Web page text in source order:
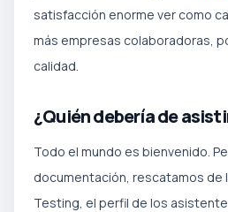
satisfacción enorme ver como
más empresas colaboradoras,
calidad.
¿Quién debería de
Todo el mundo es bienvenido.
documentación, rescatamos de
Testing, el perfil de los